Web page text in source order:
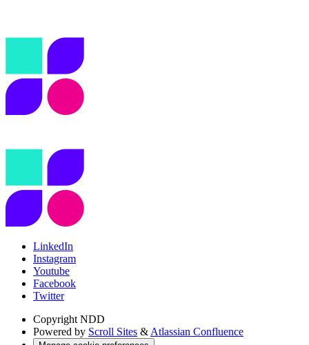
LinkedIn
Instagram
Youtube
Facebook
Twitter
Copyright NDD
Powered by Scroll Sites & Atlassian Confluence